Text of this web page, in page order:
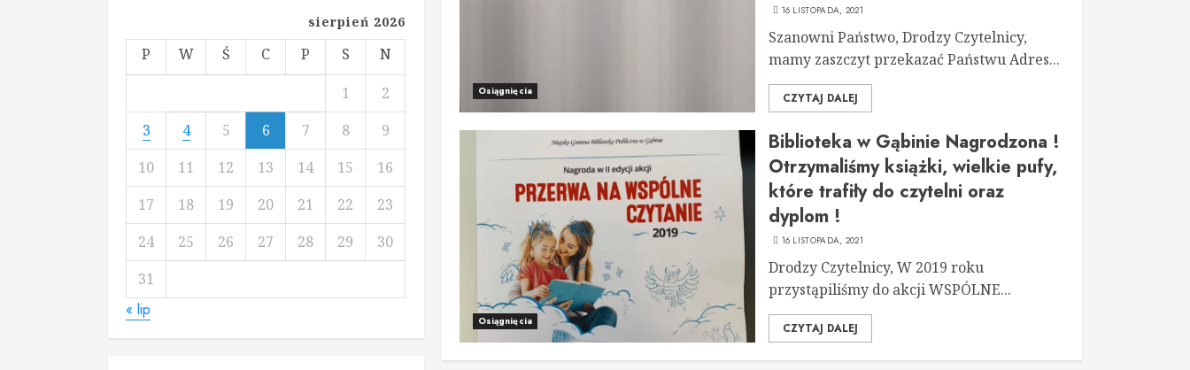
Osiągnięcia
16 LISTOPADA, 2021
Szanowni Państwo, Drodzy Czytelnicy,
mamy zaszczyt przekazać Państwu Adres...
CZYTAJ DALEJ
Osiągnięcia
Biblioteka w Gąbinie Nagrodzona !
Otrzymaliśmy książki, wielkie pufy,
które trafiły do czytelni oraz
dyplom !
16 LISTOPADA, 2021
Drodzy Czytelnicy, W 2019 roku
przystąpiliśmy do akcji WSPÓLNE...
CZYTAJ DALEJ
sierpień 2026
P W Ś C P S
N
1
2
3
4 5 6 7 8
9
10
11 12 13 14 15
16
17
18 19 20 21 22
23
24
25 26 27 28 29
30
31
« lip